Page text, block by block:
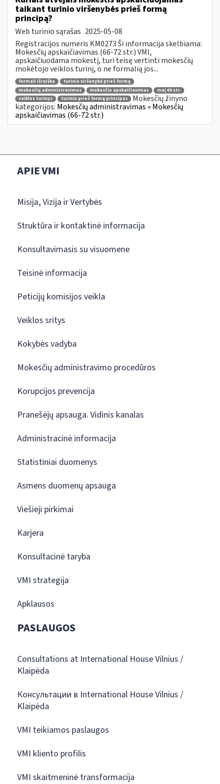
taikant turinio viršenybės prieš formą
principą?
Web turinio sąrašas 2025-05-08
Registracijos numeris KM0273 Ši informacija skelbiama:
Mokesčių apskaičiavimas (66-72 str.) VMI,
apskaičiuodama mokestį, turi teisę vertinti mokesčių
mokėtojo veiklos turinį, o ne formalią jos...
formali išraiška
turinio viršenybė prieš formą
mokesčių administravimas
mokesčio apskaičiavimas
maį 69 str.
veiklos turinys
turinio prieš formą principas
Mokesčių žinyno
kategorijos: Mokesčių administravimas » Mokesčių
apskaičiavimas (66-72 str.)
APIE VMI
Misija, Vizija ir Vertybės
Struktūra ir kontaktinė informacija
Konsultavimasis su visuomene
Teisinė informacija
Peticijų komisijos veikla
Veiklos sritys
Kokybės vadyba
Mokesčių administravimo procedūros
Korupcijos prevencija
Pranešėjų apsauga. Vidinis kanalas
Administracinė informacija
Statistiniai duomenys
Asmens duomenų apsauga
Viešieji pirkimai
Karjera
Konsultacinė taryba
VMI strategija
Apklausos
PASLAUGOS
Consultations at International House Vilnius /
Klaipėda
Консультации в International House Vilnius /
Klaipėda
VMI teikiamos paslaugos
VMI kliento profilis
VMI skaitmeninė transformacija